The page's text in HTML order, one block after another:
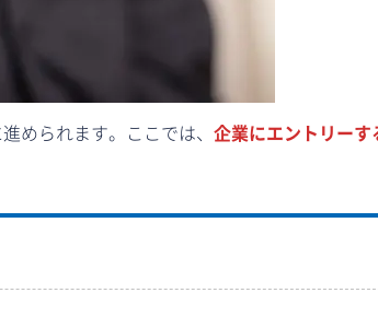
められます。ここでは、 企業にエントリーす